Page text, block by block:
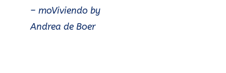
– moViviendo by
Andrea de Boer